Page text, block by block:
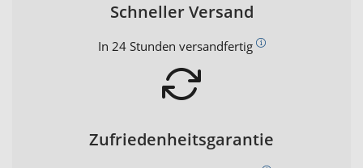
Schneller Versand
In 24 Stunden versandfertig
Zufriedenheitsgarantie